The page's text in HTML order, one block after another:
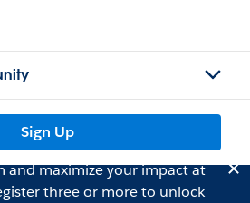
Sign Up
and maximize your impact at
three or more to unlock